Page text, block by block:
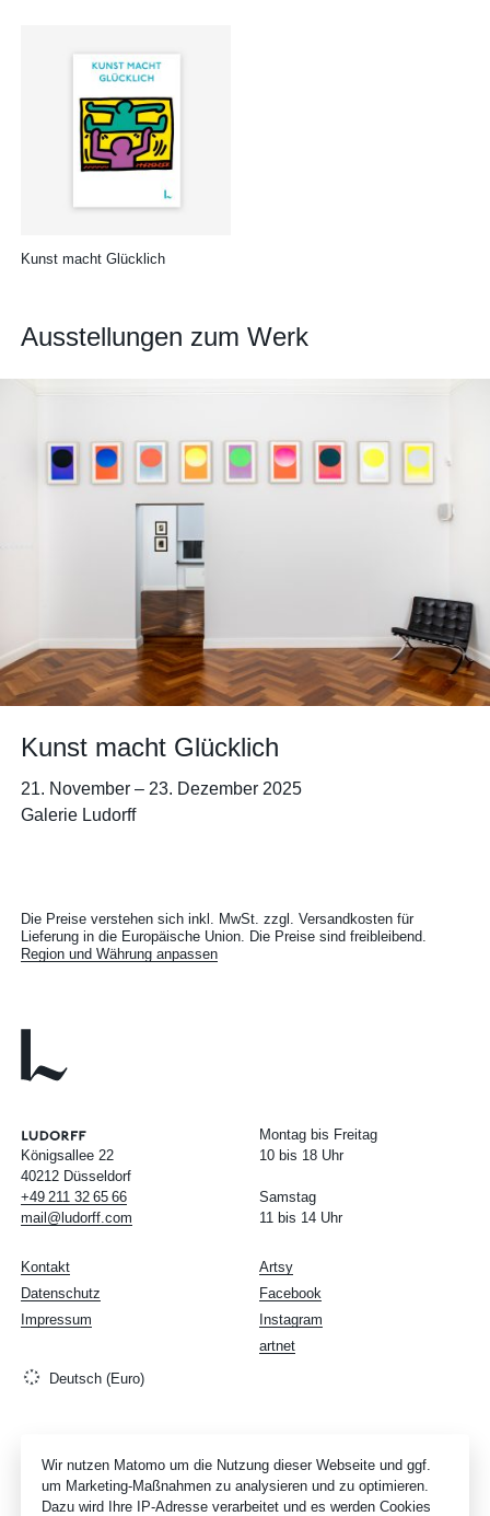
Kunst macht Glücklich
Ausstellungen zum Werk
Kunst macht Glücklich
21. November– 23. Dezember 2025
Galerie Ludorff
Die Preise verstehen sich inkl. MwSt. zzgl. Versandkosten für
Lieferung in die Europäische Union. Die Preise sind freibleibend.
Region und Währung anpassen
Königsallee 22
40212 Düsseldorf
+49 211 32 65 66
mail@ludorff.com
Montag bis Freitag
10 bis 18 Uhr
Samstag
11 bis 14 Uhr
Artsy
Facebook
Instagram
artnet
Kontakt
Datenschutz
Impressum
Deutsch (Euro)
Wir nutzen Matomo um die Nutzung dieser Webseite und ggf.
um Marketing-Maßnahmen zu analysieren und zu optimieren.
Dazu wird Ihre IP-Adresse verarbeitet und es werden Cookies